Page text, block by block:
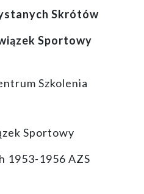
Skrótów
Sportowy
Szkolenia
Sportowy
1953-1956 AZS